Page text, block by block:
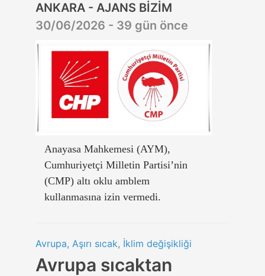
ANKARA - AJANS BİZİM
30/06/2026 - 39 gün önce
Anayasa Mahkemesi (AYM),
Cumhuriyetçi Milletin Partisi’nin
(CMP) altı oklu amblem
kullanmasına izin vermedi.
Avrupa, Aşırı sıcak, İklim değişikliği
Avrupa sıcaktan